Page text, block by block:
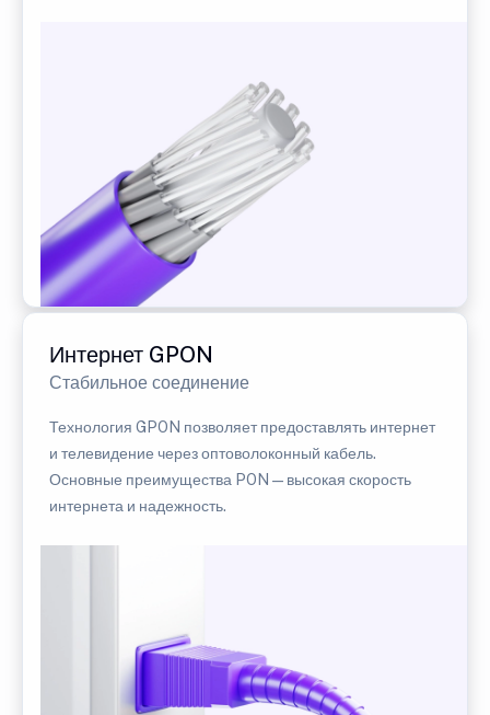
Интернет GPON
Стабильное соединение
Технология GPON позволяет предоставлять интернет
и телевидение через оптоволоконный кабель.
Основные преимущества PON — высокая скорость
интернета и надежность.